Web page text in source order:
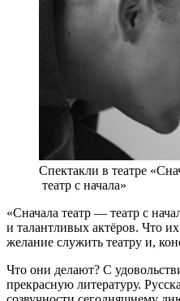
Спектакли в театре
театр с начала»
«Сначала театр — театр с
и талантливых актёров. Что
желание служить театру и,
Что они делают? С
прекрасную литературу.